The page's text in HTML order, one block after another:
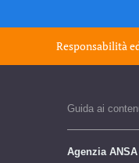
Responsabilità
Guida ai
Agenzia ANSA